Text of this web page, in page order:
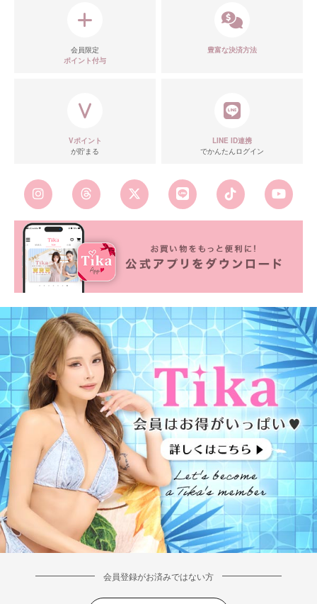
会員限定
ポイント付与
豊富な決済方法
Vポイント
が貯まる
LINE ID連携
でかんたんログイン
会員登録がお済みではない方